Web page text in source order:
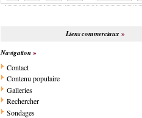
Liens commerciaux
Navigation
Contact
Contenu populaire
Galleries
Rechercher
Sondages